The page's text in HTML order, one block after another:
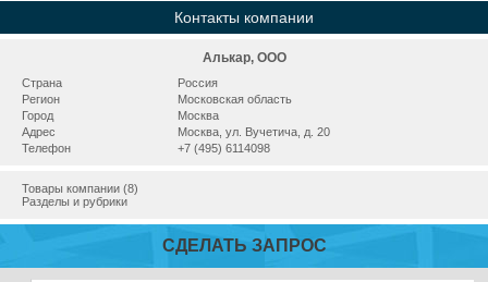
Контакты компании
Алькар, ООО
Страна
Россия
Регион
Московская область
Город
Москва
Адрес
Москва, ул. Вучетича, д. 20
Телефон
+7 (495) 6114098
Товары компании (8)
Разделы и рубрики
СДЕЛАТЬ ЗАПРОС